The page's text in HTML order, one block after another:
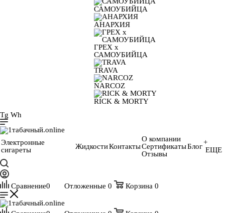
САМОУБИЙЦА
АНАРХИЯ
ГРЕХ х
САМОУБИЙЦА
TRAVA
NARCOZ
RICK & MORTY
Tg Wh
Электронные
сигареты
ЖидкостиКонтакты
О компании
Сертификаты
Отзывы
Блог+
ЕЩЕ
Сравнение0 Отложенные 0 Корзина 0